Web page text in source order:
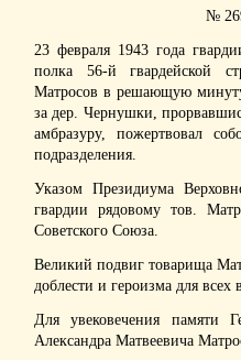
№
23 февраля 1943 года
полка 56-й гвардейской
Матросов в решающую
за дер. Чернушки,
амбразуру, пожертвовал
подразделения.
Указом Президиума
гвардии рядовому тов.
Советского Союза.
Великий подвиг товарища
доблести и героизма для
Для увековечения памяти
Александра Матвеевича